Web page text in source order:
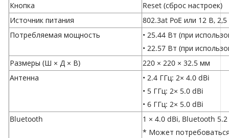
Кнопка
Reset (сброс настроек)
Источник питания
802.3at PoE или 12 В,
Потребляемая мощность
• 25.44 Вт (при
• 22.57 Вт (при
Размеры (Ш × Д × В)
220 × 220 × 32.5 мм
Антенна
• 2.4 ГГц: 2× 4.0 dBi
• 5 ГГц: 2× 5.0 dBi
• 6 ГГц: 2× 5.0 dBi
Bluetooth
1 × 4.0 dBi, Bluetooth 5.2
* Может